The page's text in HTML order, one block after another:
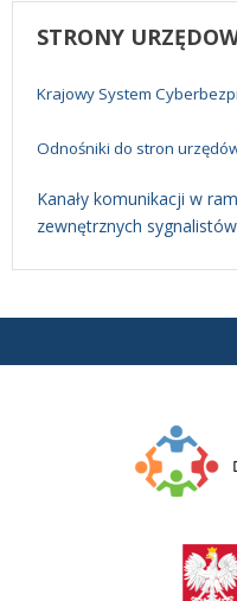
STRONY
Krajowy System
Odnośniki do stron
Kanały komunikacji w
zewnętrznych sygnalistów